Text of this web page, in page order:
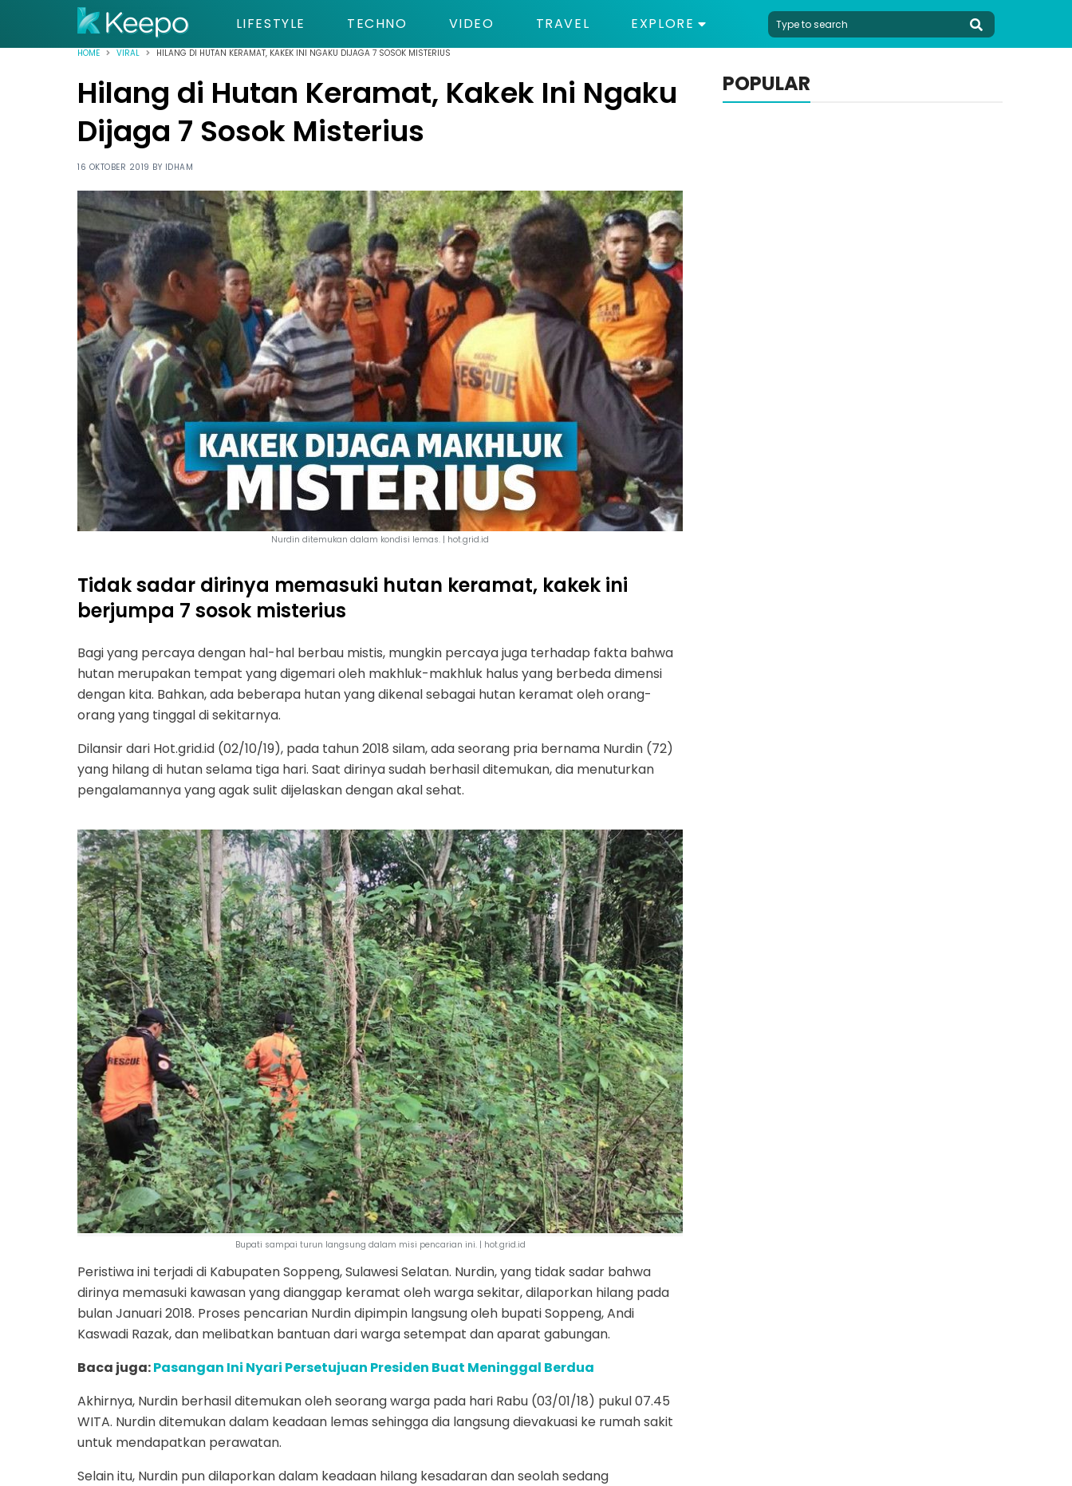
LIFESTYLE TECHNO VIDEO TRAVEL EXPLORE
HOME VIRAL HILANG DI HUTAN KERAMAT, KAKEK INI NGAKU DIJAGA 7 SOSOK MISTERIUS
Hilang di Hutan Keramat, Kakek Ini Ngaku
Dijaga 7 Sosok Misterius
16 OKTOBER 2019 BY IDHAM
Nurdin ditemukan dalam kondisi lemas. | hot.grid.id
Tidak sadar dirinya memasuki hutan keramat, kakek ini
berjumpa 7 sosok misterius
Bagi yang percaya dengan hal-hal berbau mistis, mungkin percaya juga terhadap fakta bahwa
hutan merupakan tempat yang digemari oleh makhluk-makhluk halus yang berbeda dimensi
dengan kita. Bahkan, ada beberapa hutan yang dikenal sebagai hutan keramat oleh orang-
orang yang tinggal di sekitarnya.
Dilansir dari Hot.grid.id (02/10/19), pada tahun 2018 silam, ada seorang pria bernama Nurdin (72)
yang hilang di hutan selama tiga hari. Saat dirinya sudah berhasil ditemukan, dia menuturkan
pengalamannya yang agak sulit dijelaskan dengan akal sehat.
Bupati sampai turun langsung dalam misi pencarian ini. | hot.grid.id
Peristiwa ini terjadi di Kabupaten Soppeng, Sulawesi Selatan. Nurdin, yang tidak sadar bahwa
dirinya memasuki kawasan yang dianggap keramat oleh warga sekitar, dilaporkan hilang pada
bulan Januari 2018. Proses pencarian Nurdin dipimpin langsung oleh bupati Soppeng, Andi
Kaswadi Razak, dan melibatkan bantuan dari warga setempat dan aparat gabungan.
Baca juga:Pasangan Ini Nyari Persetujuan Presiden Buat Meninggal Berdua
Akhirnya, Nurdin berhasil ditemukan oleh seorang warga pada hari Rabu (03/01/18) pukul 07.45
WITA. Nurdin ditemukan dalam keadaan lemas sehingga dia langsung dievakuasi ke rumah sakit
untuk mendapatkan perawatan.
Selain itu, Nurdin pun dilaporkan dalam keadaan hilang kesadaran dan seolah sedang
POPULAR